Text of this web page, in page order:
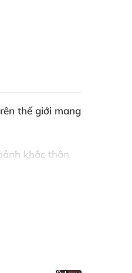
thế giới mang
khắc thân
giúp cho cô